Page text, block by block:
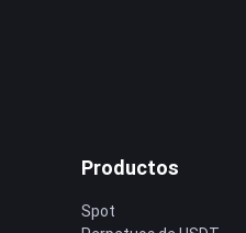
Productos
Spot